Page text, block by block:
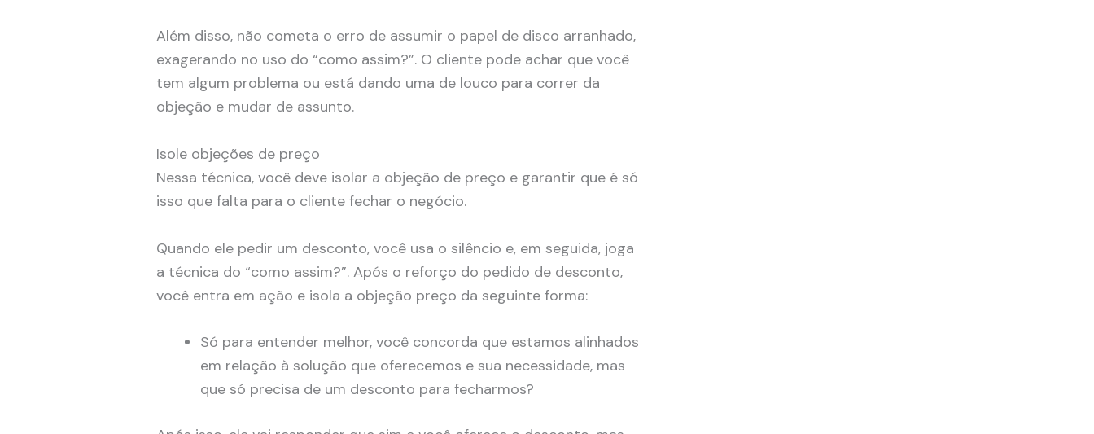
Além disso, não cometa o erro de assumir o papel de disco arranhado,
exagerando no uso do “como assim?”. O cliente pode achar que você
tem algum problema ou está dando uma de louco para correr da
objeção e mudar de assunto.
Isole objeções de preço
Nessa técnica, você deve isolar a objeção de preço e garantir que é só
isso que falta para o cliente fechar o negócio.
Quando ele pedir um desconto, você usa o silêncio e, em seguida, joga
a técnica do “como assim?”. Após o reforço do pedido de desconto,
você entra em ação e isola a objeção preço da seguinte forma:
Só para entender melhor, você concorda que estamos alinhados
em relação à solução que oferecemos e sua necessidade, mas
que só precisa de um desconto para fecharmos?